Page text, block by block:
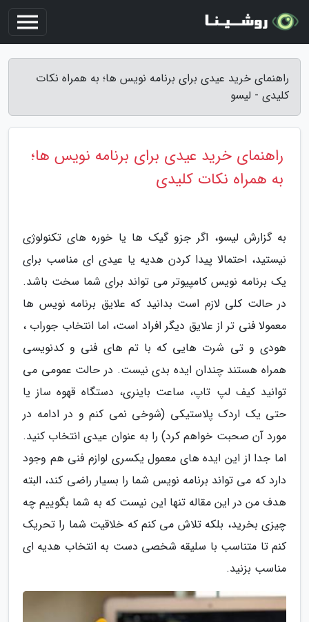
راهنمای خرید عیدی برای برنامه نویس ها؛ به همراه نکات
کلیدی - لیسو
راهنمای خرید عیدی برای برنامه نویس ها؛
به همراه نکات کلیدی
به گزارش لیسو، اگر جزو گیک ها یا خوره های تکنولوژی
نیستید، احتمالا پیدا کردن هدیه یا عیدی ای مناسب برای
یک برنامه نویس کامپیوتر می تواند برای شما سخت باشد.
در حالت کلی لازم است بدانید که علایق برنامه نویس ها
معمولا فنی تر از علایق دیگر افراد است، اما انتخاب جوراب ،
هودی و تی شرت هایی که با تم های فنی و کدنویسی
همراه هستند چندان ایده بدی نیست. در حالت عمومی می
توانید کیف لپ تاپ، ساعت باینری، دستگاه قهوه ساز یا
حتی یک اردک پلاستیکی (شوخی نمی کنم و در ادامه در
مورد آن صحبت خواهم کرد) را به عنوان عیدی انتخاب کنید.
اما جدا از این ایده های معمول یکسری لوازم فنی هم وجود
دارد که می تواند برنامه نویس شما را بسیار راضی کند، البته
هدف من در این مقاله تنها این نیست که به شما بگوییم چه
چیزی بخرید، بلکه تلاش می کنم که خلاقیت شما را تحریک
کنم تا متناسب با سلیقه شخصی دست به انتخاب هدیه ای
مناسب بزنید.